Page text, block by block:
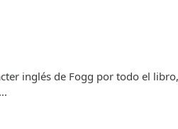
inglés de Fogg por todo el libro,